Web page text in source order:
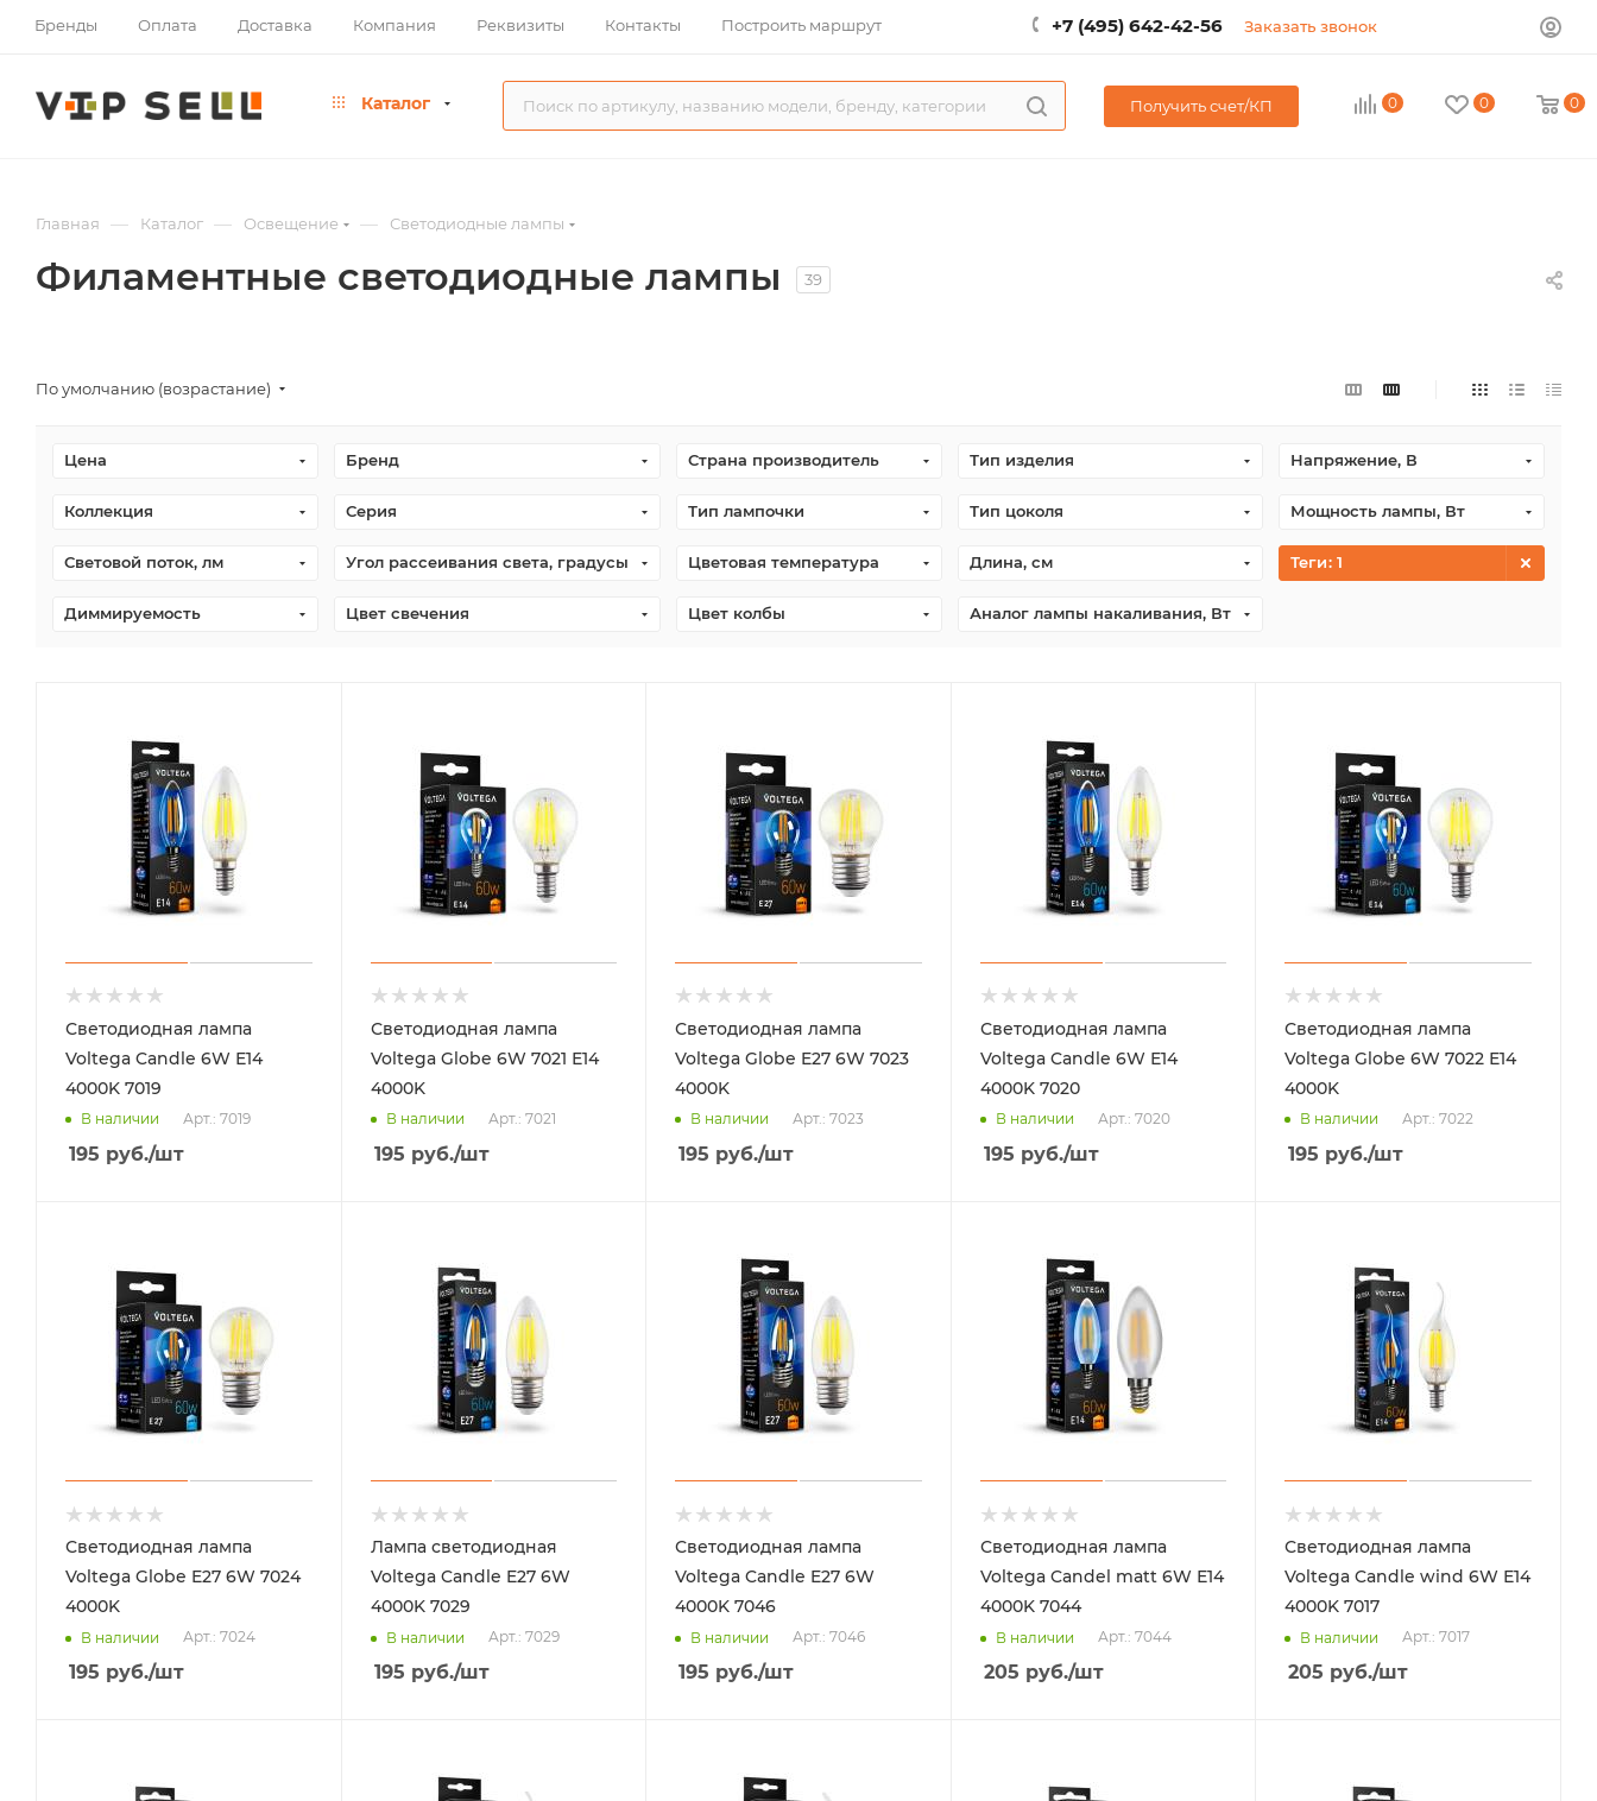
Бренды Оплата Доставка Компания Реквизиты Контакты Построить маршрут +7 (495) 642-42-56 Заказать звонок
Каталог Получить счет/КП 0 0 0
Главная — Каталог — Освещение — Светодиодные лампы
Филаментные светодиодные лампы 39
По умолчанию (возрастание)
Цена Бренд Страна производитель Тип изделия Напряжение, В
Коллекция Серия Тип лампочки Тип цоколя Мощность лампы, Вт
Световой поток, лм Угол рассеивания света, градусы Цветовая температура Длина, см Теги: 1
Диммируемость Цвет свечения Цвет колбы Аналог лампы накаливания, Вт
Светодиодная лампа
Voltega Candle 6W Е14
4000K 7019
В наличии Арт.: 7019
195 руб./шт
Светодиодная лампа
Voltega Globe 6W 7021 Е14
4000K
В наличии Арт.: 7021
195 руб./шт
Светодиодная лампа
Voltega Globe E27 6W 7023
4000K
В наличии Арт.: 7023
195 руб./шт
Светодиодная лампа
Voltega Candle 6W Е14
4000K 7020
В наличии Арт.: 7020
195 руб./шт
Светодиодная лампа
Voltega Globe 6W 7022 Е14
4000K
В наличии Арт.: 7022
195 руб./шт
Светодиодная лампа
Voltega Globe E27 6W 7024
4000K
В наличии Арт.: 7024
195 руб./шт
Лампа светодиодная
Voltega Candle E27 6W
4000K 7029
В наличии Арт.: 7029
195 руб./шт
Светодиодная лампа
Voltega Candle E27 6W
4000K 7046
В наличии Арт.: 7046
195 руб./шт
Светодиодная лампа
Voltega Candel matt 6W Е14
4000K 7044
В наличии Арт.: 7044
205 руб./шт
Светодиодная лампа
Voltega Candle wind 6W Е14
4000K 7017
В наличии Арт.: 7017
205 руб./шт